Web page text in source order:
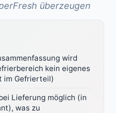
überzeugen
wird
kein eigenes
im Gefrierteil)
Lieferung möglich (in
was zu